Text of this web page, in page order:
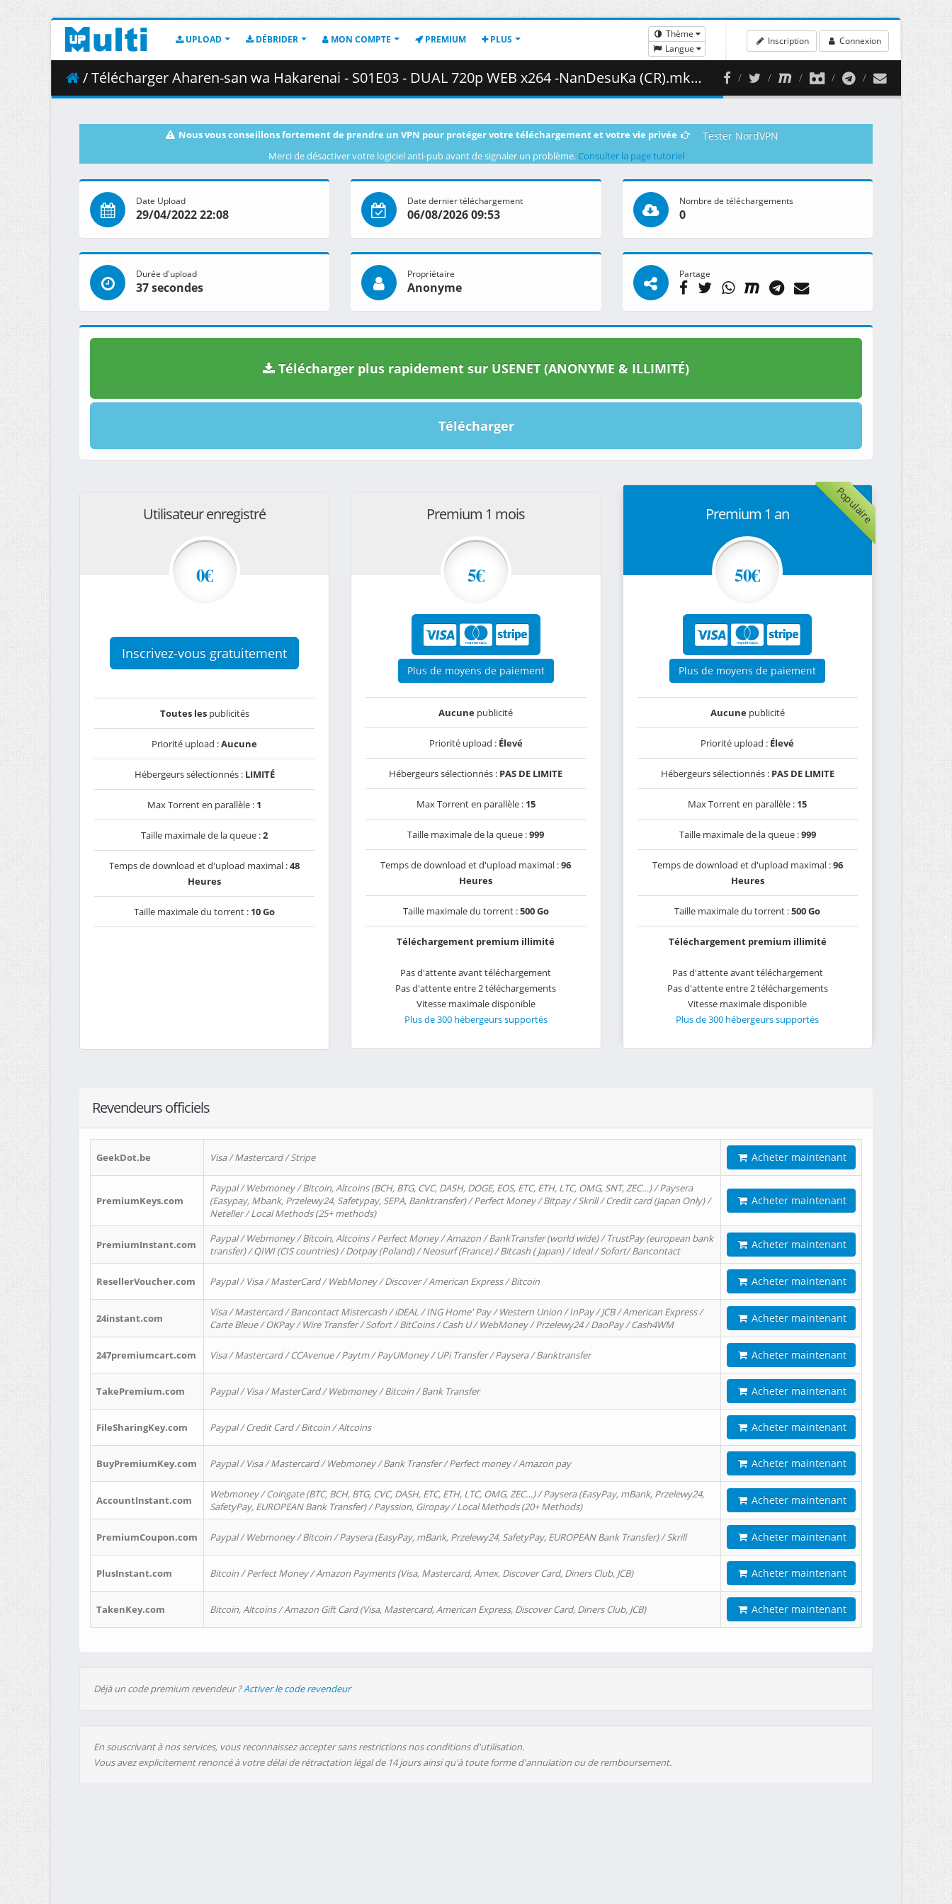
UPLOAD DÉBRIDER MON COMPTE PREMIUM PLUS
Thème
Langue
Inscription Connexion
/ Télécharger Aharen-san wa Hakarenai - S01E03 - DUAL 720p WEB x264 -NanDesuKa (CR).mkv.002 ( 364.78 MB )
Nous vous conseillons fortement de prendre un VPN pour protéger votre téléchargement et votre vie privée Tester NordVPN
Merci de désactiver votre logiciel anti-pub avant de signaler un problème. Consulter la page tutoriel
Date Upload
29/04/2022 22:08
Date dernier téléchargement
06/08/2026 09:53
Nombre de téléchargements
0
Durée d'upload
37 secondes
Propriétaire
Anonyme
Partage
Télécharger plus rapidement sur USENET (ANONYME & ILLIMITÉ)
Télécharger
Utilisateur enregistré
0€
Inscrivez-vous gratuitement
Toutes lespublicités
Priorité upload :Aucune
Hébergeurs sélectionnés : LIMITÉ
Max Torrent en parallèle : 1
Taille maximale de la queue :2
Temps de download et d'upload maximal :48
Heures
Taille maximale du torrent : 10 Go
Premium 1 mois
5€
Plus de moyens de paiement
Aucune publicité
Priorité upload : Élevé
Hébergeurs sélectionnés : PAS DE LIMITE
Max Torrent en parallèle : 15
Taille maximale de la queue :999
Temps de download et d'upload maximal :96
Heures
Taille maximale du torrent :500 Go
Téléchargement premium illimité
Pas d'attente avant téléchargement
Pas d'attente entre 2 téléchargements
Vitesse maximale disponible
Plus de 300 hébergeurs supportés
Populaire
Premium 1 an
50€
Plus de moyens de paiement
Aucunepublicité
Priorité upload : Élevé
Hébergeurs sélectionnés : PAS DE LIMITE
Max Torrent en parallèle : 15
Taille maximale de la queue :999
Temps de download et d'upload maximal :96
Heures
Taille maximale du torrent :500 Go
Téléchargement premium illimité
Pas d'attente avant téléchargement
Pas d'attente entre 2 téléchargements
Vitesse maximale disponible
Plus de 300 hébergeurs supportés
Revendeurs officiels
GeekDot.be Visa / Mastercard / Stripe Acheter maintenant
PremiumKeys.com
Paypal / Webmoney / Bitcoin, Altcoins (BCH, BTG, CVC, DASH, DOGE, EOS, ETC, ETH, LTC, OMG, SNT, ZEC…) / Paysera
(Easypay, Mbank, Przelewy24, Safetypay, SEPA, Banktransfer) / Perfect Money / Bitpay / Skrill / Credit card (Japan Only) /
Neteller / Local Methods (25+ methods)
Acheter maintenant
PremiumInstant.com
Paypal / Webmoney / Bitcoin, Altcoins / Perfect Money / Amazon / BankTransfer (world wide) / TrustPay (european bank
transfer) / QIWI (CIS countries) / Dotpay (Poland) / Neosurf (France) / Bitcash ( Japan) / Ideal / Sofort/ Bancontact
Acheter maintenant
ResellerVoucher.com Paypal / Visa / MasterCard / WebMoney / Discover / American Express / Bitcoin Acheter maintenant
24instant.com
Visa / Mastercard / Bancontact Mistercash / iDEAL / ING Home' Pay / Western Union / InPay / JCB / American Express /
Carte Bleue / OKPay / Wire Transfer / Sofort / BitCoins / Cash U / WebMoney / Przelewy24 / DaoPay / Cash4WM
Acheter maintenant
247premiumcart.com Visa / Mastercard / CCAvenue / Paytm / PayUMoney / UPi Transfer / Paysera / Banktransfer Acheter maintenant
TakePremium.com Paypal / Visa / MasterCard / Webmoney / Bitcoin / Bank Transfer Acheter maintenant
FileSharingKey.com Paypal / Credit Card / Bitcoin / Altcoins Acheter maintenant
BuyPremiumKey.com Paypal / Visa / Mastercard / Webmoney / Bank Transfer / Perfect money / Amazon pay Acheter maintenant
AccountInstant.com
Webmoney / Coingate (BTC, BCH, BTG, CVC, DASH, ETC, ETH, LTC, OMG, ZEC…) / Paysera (EasyPay, mBank, Przelewy24,
SafetyPay, EUROPEAN Bank Transfer) / Payssion, Giropay / Local Methods (20+ Methods)
Acheter maintenant
PremiumCoupon.com Paypal / Webmoney / Bitcoin / Paysera (EasyPay, mBank, Przelewy24, SafetyPay, EUROPEAN Bank Transfer) / Skrill Acheter maintenant
PlusInstant.com Bitcoin / Perfect Money / Amazon Payments (Visa, Mastercard, Amex, Discover Card, Diners Club, JCB) Acheter maintenant
TakenKey.com Bitcoin, Altcoins / Amazon Gift Card (Visa, Mastercard, American Express, Discover Card, Diners Club, JCB) Acheter maintenant
Déjà un code premium revendeur ?Activer le code revendeur
En souscrivant à nos services, vous reconnaissez accepter sans restrictions nos conditions d'utilisation.
Vous avez explicitement renoncé à votre délai de rétractation légal de 14 jours ainsi qu'à toute forme d'annulation ou de remboursement.